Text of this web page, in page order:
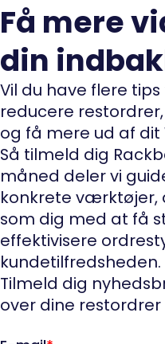
Få mere
din
Vil du have flere
reducere
og få mere ud af dit
Så tilmeld dig
måned deler vi
konkrete værktøjer,
som dig med at få
effektivisere
kundetilfredsheden.
Tilmeld dig
over dine